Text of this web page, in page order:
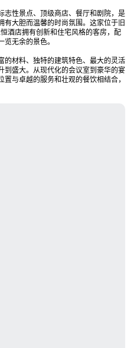
志性景点、顶级商店、餐厅和剧院，是
有大胆而温馨的时尚氛围。这家位于旧
酒店拥有创新和住宅风格的客房，配
览无余的景色。
的材料、独特的建筑特色、最大的灵活
到盛大。从现代化的会议室到豪华的宴
与卓越的服务和壮观的餐饮相结合，